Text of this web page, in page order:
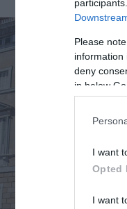
Please
information
deny
in below
I want
Opted
I want